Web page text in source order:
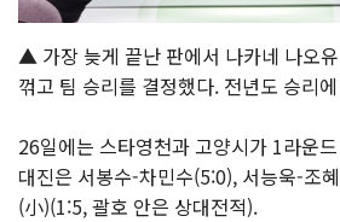
▲ 가장 늦게 끝난 판에서 나카네 나오
꺾고 팀 승리를 결정했다. 전년도 승리
26일에는 스타영천과 고양시가 1라운
대진은 서봉수-차민수(5:0), 서능욱-조
(小)(1:5, 괄호 안은 상대전적).